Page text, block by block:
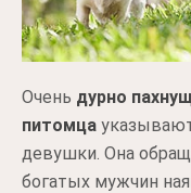
Очень дурно
питомца
девушки. Она
богатых мужчин